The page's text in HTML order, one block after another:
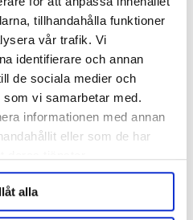
tillhandahålla funktioner
vår trafik. Vi
identifierare och annan
de sociala medier och
vi samarbetar med.
informationen med annan
eller som de har
alla